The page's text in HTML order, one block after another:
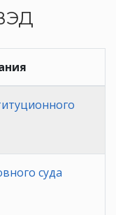
суда